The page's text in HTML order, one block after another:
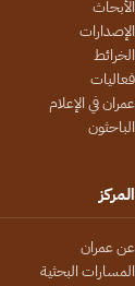
الأبحاث
الإصدارات
الخرائط
فعاليات
عمران في الإعلام
الباحثون
المركز
عن عمران
المسارات البحثية